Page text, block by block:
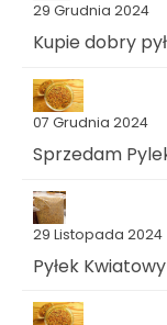
29 Grudnia 2024
Kupie dobry
07 Grudnia 2024
Sprzedam
29 Listopada 2024
Pyłek Kwiatowy